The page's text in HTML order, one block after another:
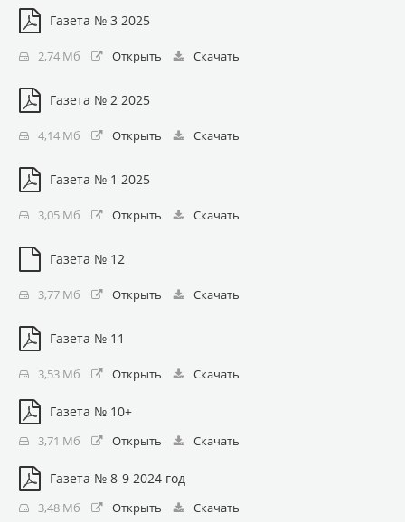
Газета № 3 2025
2,74 Мб Открыть Скачать
Газета № 2 2025
4,14 Мб Открыть Скачать
Газета № 1 2025
3,05 Мб Открыть Скачать
Газета № 12
3,77 Мб Открыть Скачать
Газета № 11
3,53 Мб Открыть Скачать
Газета № 10+
3,71 Мб Открыть Скачать
Газета № 8-9 2024 год
3,48 Мб Открыть Скачать